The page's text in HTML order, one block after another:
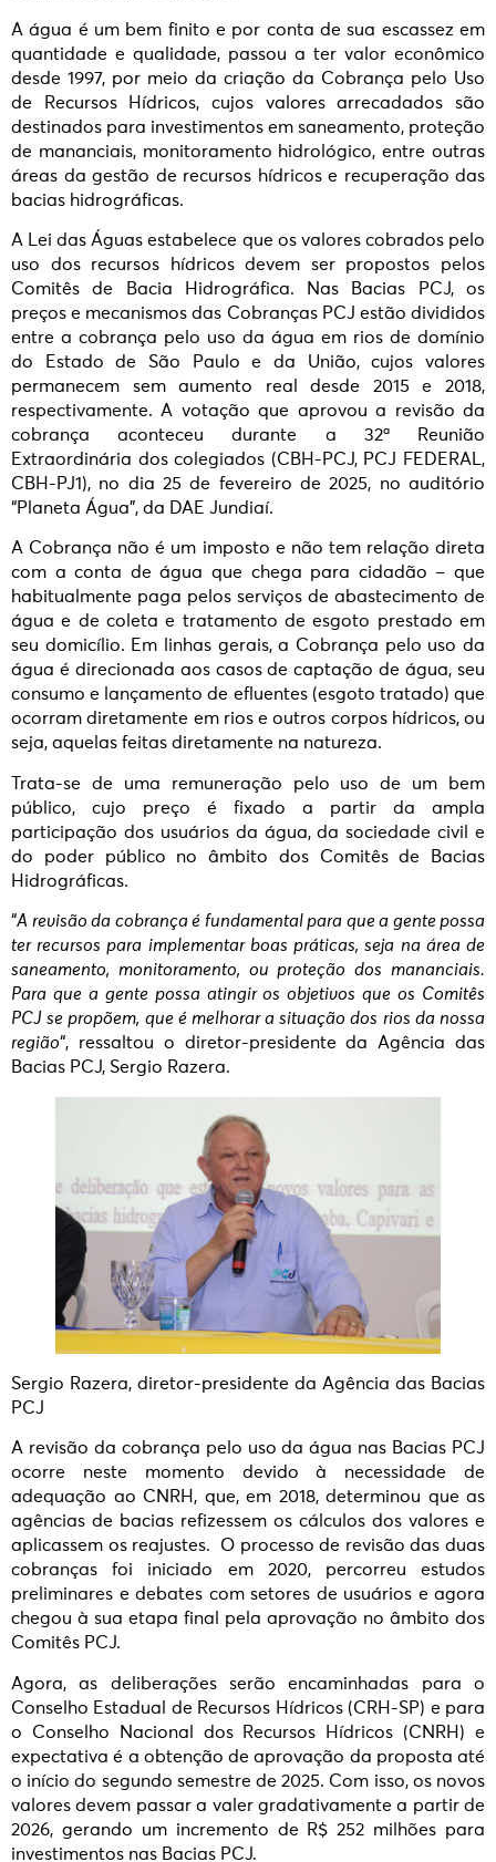
A água é um bem finito e por conta de sua escassez em
quantidade e qualidade, passou a ter valor econômico
desde 1997, por meio da criação da Cobrança pelo Uso
de Recursos Hídricos, cujos valores arrecadados são
destinados para investimentos em saneamento, proteção
de mananciais, monitoramento hidrológico, entre outras
áreas da gestão de recursos hídricos e recuperação das
bacias hidrográficas.
A Lei das Águas estabelece que os valores cobrados pelo
uso dos recursos hídricos devem ser propostos pelos
Comitês de Bacia Hidrográfica. Nas Bacias PCJ, os
preços e mecanismos das Cobranças PCJ estão divididos
entre a cobrança pelo uso da água em rios de domínio
do Estado de São Paulo e da União, cujos valores
permanecem sem aumento real desde 2015 e 2018,
respectivamente. A votação que aprovou a revisão da
cobrança aconteceu durante a 32ª Reunião
Extraordinária dos colegiados (CBH-PCJ, PCJ FEDERAL,
CBH-PJ1), no dia 25 de fevereiro de 2025, no auditório
“Planeta Água”, da DAE Jundiaí.
A Cobrança não é um imposto e não tem relação direta
com a conta de água que chega para cidadão – que
habitualmente paga pelos serviços de abastecimento de
água e de coleta e tratamento de esgoto prestado em
seu domicílio. Em linhas gerais, a Cobrança pelo uso da
água é direcionada aos casos de captação de água, seu
consumo e lançamento de efluentes (esgoto tratado) que
ocorram diretamente em rios e outros corpos hídricos, ou
seja, aquelas feitas diretamente na natureza.
Trata-se de uma remuneração pelo uso de um bem
público, cujo preço é fixado a partir da ampla
participação dos usuários da água, da sociedade civil e
do poder público no âmbito dos Comitês de Bacias
Hidrográficas.
“A revisão da cobrança é fundamental para que a gente possa
ter recursos para implementar boas práticas, seja na área de
saneamento, monitoramento, ou proteção dos mananciais.
Para que a gente possa atingir os objetivos que os Comitês
PCJ se propõem, que é melhorar a situação dos rios da nossa
região“, ressaltou o diretor-presidente da Agência das
Bacias PCJ, Sergio Razera.
Sergio Razera, diretor-presidente da Agência das Bacias
PCJ
A revisão da cobrança pelo uso da água nas Bacias PCJ
ocorre neste momento devido à necessidade de
adequação ao CNRH, que, em 2018, determinou que as
agências de bacias refizessem os cálculos dos valores e
aplicassem os reajustes. O processo de revisão das duas
cobranças foi iniciado em 2020, percorreu estudos
preliminares e debates com setores de usuários e agora
chegou à sua etapa final pela aprovação no âmbito dos
Comitês PCJ.
Agora, as deliberações serão encaminhadas para o
Conselho Estadual de Recursos Hídricos (CRH-SP) e para
o Conselho Nacional dos Recursos Hídricos (CNRH) e
expectativa é a obtenção de aprovação da proposta até
o início do segundo semestre de 2025. Com isso, os novos
valores devem passar a valer gradativamente a partir de
2026, gerando um incremento de R$ 252 milhões para
investimentos nas Bacias PCJ.